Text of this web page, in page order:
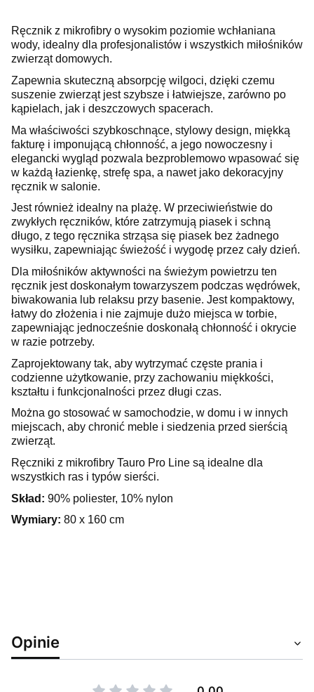
Ręcznik z mikrofibry o wysokim poziomie wchłaniana
wody, idealny dla profesjonalistów i wszystkich miłośników
zwierząt domowych.
Zapewnia skuteczną absorpcję wilgoci, dzięki czemu
suszenie zwierząt jest szybsze i łatwiejsze, zarówno po
kąpielach, jak i deszczowych spacerach.
Ma właściwości szybkoschnące, stylowy design, miękką
fakturę i imponującą chłonność, a jego nowoczesny i
elegancki wygląd pozwala bezproblemowo wpasować się
w każdą łazienkę, strefę spa, a nawet jako dekoracyjny
ręcznik w salonie.
Jest również idealny na plażę. W przeciwieństwie do
zwykłych ręczników, które zatrzymują piasek i schną
długo, z tego ręcznika strząsa się piasek bez żadnego
wysiłku, zapewniając świeżość i wygodę przez cały dzień.
Dla miłośników aktywności na świeżym powietrzu ten
ręcznik jest doskonałym towarzyszem podczas wędrówek,
biwakowania lub relaksu przy basenie. Jest kompaktowy,
łatwy do złożenia i nie zajmuje dużo miejsca w torbie,
zapewniając jednocześnie doskonałą chłonność i okrycie
w razie potrzeby.
Zaprojektowany tak, aby wytrzymać częste prania i
codzienne użytkowanie, przy zachowaniu miękkości,
kształtu i funkcjonalności przez długi czas.
Można go stosować w samochodzie, w domu i w innych
miejscach, aby chronić meble i siedzenia przed sierścią
zwierząt.
Ręczniki z mikrofibry Tauro Pro Line są idealne dla
wszystkich ras i typów sierści.
Skład: 90% poliester, 10% nylon
Wymiary: 80 x 160 cm
Opinie